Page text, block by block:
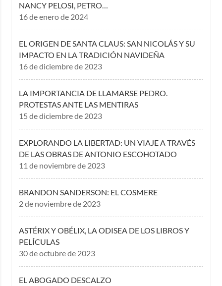
NANCY PELOSI, PETRO…
16 de enero de 2024
EL ORIGEN DE SANTA CLAUS: SAN NICOLÁS Y SU
IMPACTO EN LA TRADICIÓN NAVIDEÑA
16 de diciembre de 2023
LA IMPORTANCIA DE LLAMARSE PEDRO.
PROTESTAS ANTE LAS MENTIRAS
15 de diciembre de 2023
EXPLORANDO LA LIBERTAD: UN VIAJE A TRAVÉS
DE LAS OBRAS DE ANTONIO ESCOHOTADO
11 de noviembre de 2023
BRANDON SANDERSON: EL COSMERE
2 de noviembre de 2023
ASTÉRIX Y OBÉLIX, LA ODISEA DE LOS LIBROS Y
PELÍCULAS
30 de octubre de 2023
EL ABOGADO DESCALZO